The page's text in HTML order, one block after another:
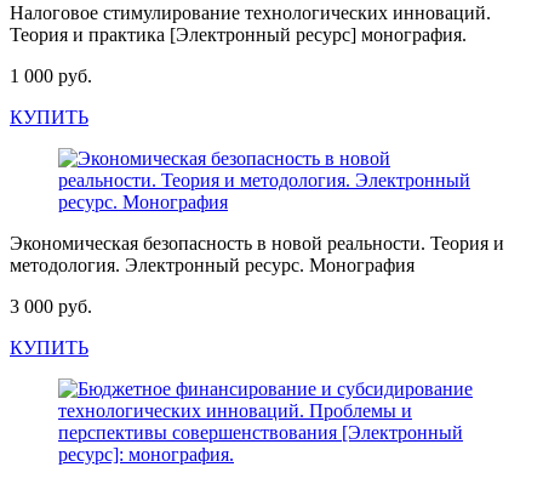
Налоговое стимулирование технологических инноваций.
Теория и практика [Электронный ресурс] монография.
1 000 руб.
КУПИТЬ
Экономическая безопасность в новой реальности. Теория и
методология. Электронный ресурс. Монография
3 000 руб.
КУПИТЬ